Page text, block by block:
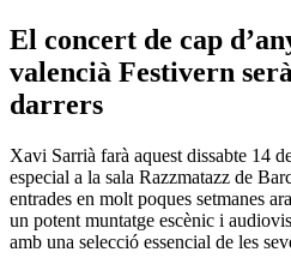
El concert de cap
valencià Festivern
darrers
Xavi Sarrià farà aquest dissabte 14
especial a la sala Razzmatazz de
entrades en molt poques setmanes
un potent muntatge escènic i
amb una selecció essencial de les